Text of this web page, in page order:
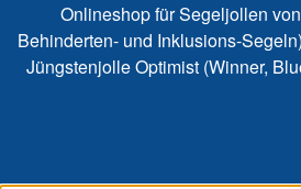
Onlineshop für Segeljollen
Behinderten- und Inklusions-
Jüngstenjolle Optimist (Winner,